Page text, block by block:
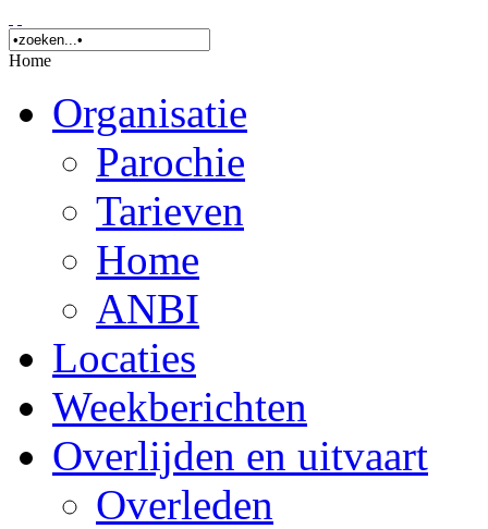
Home
Organisatie
Parochie
Tarieven
Home
ANBI
Locaties
Weekberichten
Overlijden en uitvaart
Overleden